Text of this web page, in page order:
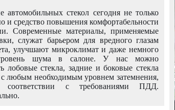
автомобильных стекол сегодня не только
и средство повышения комфортабельности
Современные материалы, применяемые
служат барьером для вредного глазам
улучшают микроклимат и даже немного
шума в салоне. У нас можно
лобовые стекла, задние и боковые стекла
любым необходимым уровнем затемнения,
с требованиями ПДД.